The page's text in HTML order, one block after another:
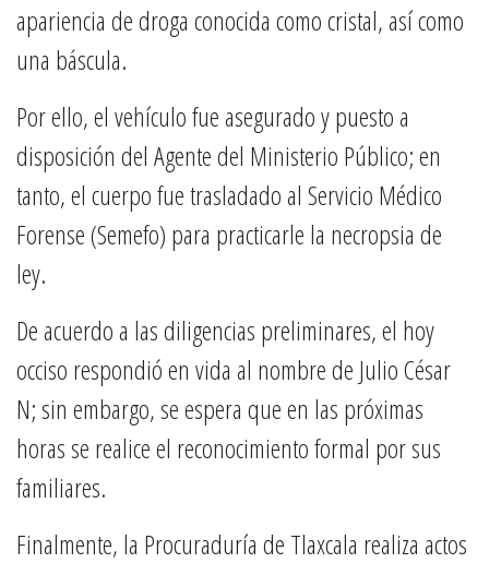
apariencia de droga conocida como cristal, así como
una báscula.
Por ello, el vehículo fue asegurado y puesto a
disposición del Agente del Ministerio Público; en
tanto, el cuerpo fue trasladado al Servicio Médico
Forense (Semefo) para practicarle la necropsia de
ley.
De acuerdo a las diligencias preliminares, el hoy
occiso respondió en vida al nombre de Julio César
N; sin embargo, se espera que en las próximas
horas se realice el reconocimiento formal por sus
familiares.
Finalmente, la Procuraduría de Tlaxcala realiza actos